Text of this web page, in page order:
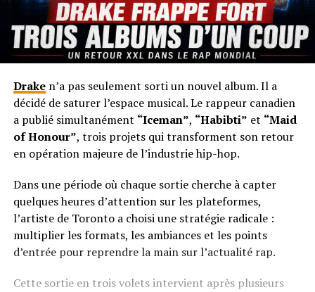
Draken’a pas seulement sorti un nouvel album. Il a
décidé de saturer l’espace musical. Le rappeur canadien
a publié simultanément “Iceman”, “Habibti” et “Maid
of Honour”, trois projets qui transforment son retour
en opération majeure de l’industrie hip-hop.
Dans une période où chaque sortie cherche à capter
quelques heures d’attention sur les plateformes,
l’artiste de Toronto a choisi une stratégie radicale :
multiplier les formats, les ambiances et les points
d’entrée pour reprendre la main sur l’actualité rap.
Cette sortie en trois volets intervient après plusieurs